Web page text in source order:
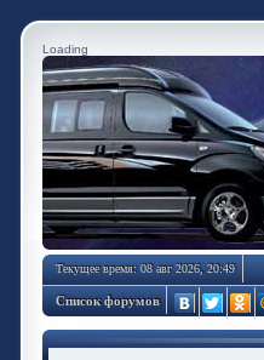
Loading
Текущее время: 08 авг 2026, 20:49
Список форумов